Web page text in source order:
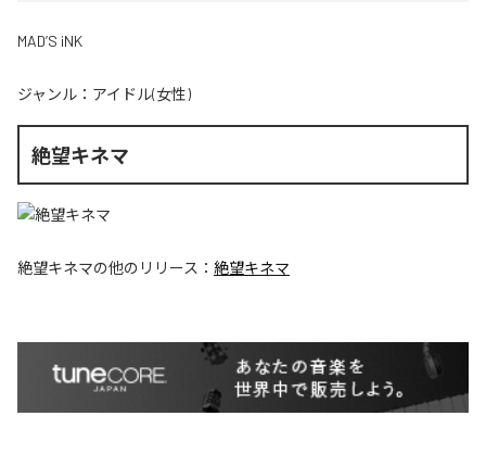
MAD’S iNK
ジャンル： アイドル(女性)
絶望キネマ
絶望キネマの他のリリース： 絶望キネマ